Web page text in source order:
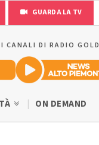
GUARDA LA TV
CANALI DI RADIO GOLD
ON DEMAND